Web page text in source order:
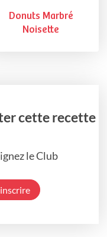
Donuts Marbré
Noisette
cette recette
le Club